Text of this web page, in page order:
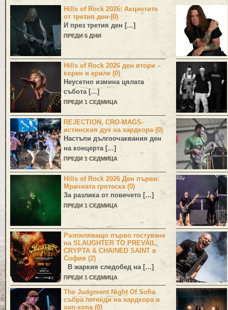
Hills of Rock 2026: Акцентите
от третия ден (0)
И през третия ден […]
ПРЕДИ 5 ДНИ
Hills of Rock 2026 ден втори –
корен и криле (0)
Неусетно измина цялата
събота […]
ПРЕДИ 1 СЕДМИЦА
REJECTION, CRO-MAGS-
истинския дух на хардкора (0)
Настъпи дългоочаквания ден
на концерта […]
ПРЕДИ 1 СЕДМИЦА
Hills of Rock 2026 Ден първи:
Мрачната гротеска (0)
За разлика от повечето […]
ПРЕДИ 1 СЕДМИЦА
Разпиляващо първо гостуване
на SLAUGHTER TO PREVAIL,
CRYPTA & CHAINED SAINT в
София (2)
В жаркия следобед на […]
ПРЕДИ 1 СЕДМИЦА
The Judgment Night Of Sofia
събра легенди на хардкора и
хип-хопа (0)